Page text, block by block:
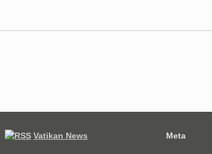
Vatikan News Meta